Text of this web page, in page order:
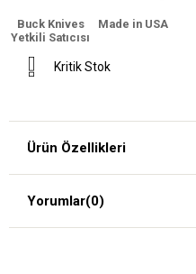
Buck Knives
Yetkili Satıcısı
Made in USA
Kritik Stok
Ürün Özellikleri
Yorumlar(0)